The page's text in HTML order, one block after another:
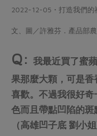
肉品・水產
畜產肉類
調理食材・點心
調味醬料/南北貨
休閒零嘴
蛋料理
湯品．鍋物
漬物
合作25-精選產品第四彈
合作25-精選產品第三彈
更多當季產品
議題活動
樂齡生活
廚房瑜伽
關注議題
減硝酸鹽
非基改運動
產品檢驗
自主把關
檢驗報告
硝酸鹽檢驗
2022-12-05・打造我們的
文、圖／許雅芬．產品部
Q: 我最近買了蜜
果那麼大顆，可是
喜歡。不過我很好
色而且帶點凹陷的斑
（高雄凹子底 劉小